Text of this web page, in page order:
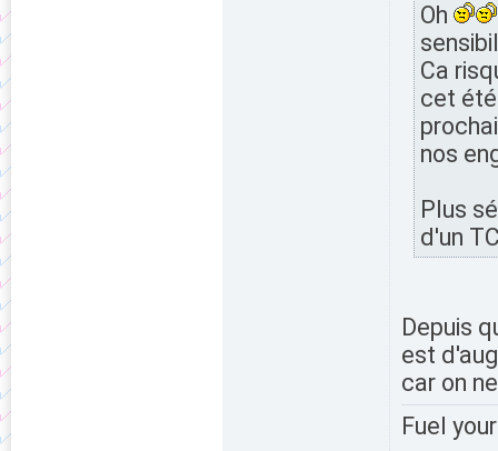
Oh
Ca
cet
nos
Plus
d'un
Depuis
est
car on
Fuel